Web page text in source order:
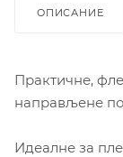
ОПИСАНИЕ
Практичне,
направљене
Идеалне за